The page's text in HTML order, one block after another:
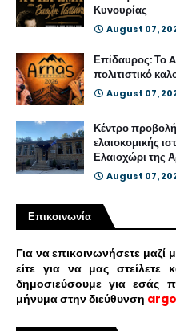
Κυνουρίας
August 07,
Επίδαυρος: Το
πολιτιστικό
August 07,
Κέντρο
ελαιοκομικής
Ελαιοχώρι της
August 07,
Επικοινωνία
Για να επικοινωνήσετε
είτε για να μας στείλετε
δημοσιεύσουμε για εσάς
μήνυμα στην διεύθυνση